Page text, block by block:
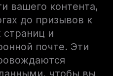
вашего контента,
до призывов к
и
почте. Эти